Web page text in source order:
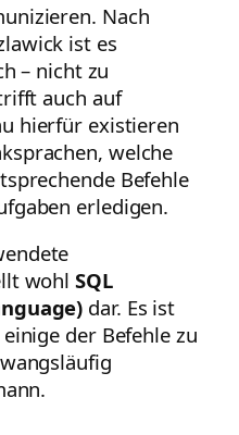
Nach
ist es
– nicht zu
auch auf
hierfür existieren
welche
Befehle
erledigen.
wohlSQL
dar. Es ist
der Befehle zu